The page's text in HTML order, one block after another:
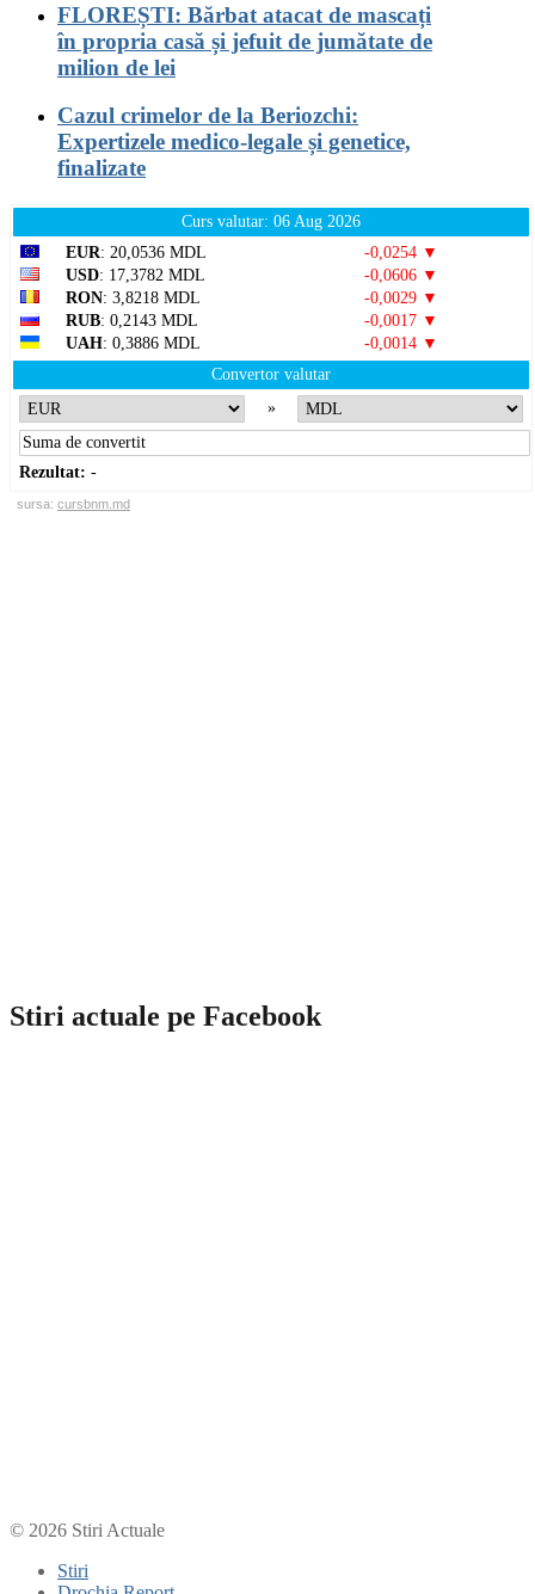
FLOREȘTI: Bărbat atacat de mascați
în propria casă și jefuit de jumătate de
milion de lei
Cazul crimelor de la Beriozchi:
Expertizele medico-legale și genetice,
finalizate
Curs valutar: 06 Aug 2026
EUR: 20,0536 MDL
-0,0254 ▼
USD: 17,3782 MDL
-0,0606 ▼
RON: 3,8218 MDL
-0,0029 ▼
RUB: 0,2143 MDL
-0,0017 ▼
UAH: 0,3886 MDL
-0,0014 ▼
Convertor valutar
»
Rezultat: -
sursa: cursbnm.md
Stiri actuale pe Facebook
© 2026 Stiri Actuale
Stiri